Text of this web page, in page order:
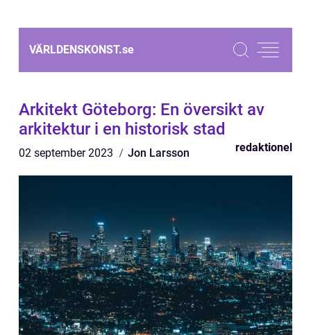
VÄRLDENSKONST.se
Arkitekt Göteborg: En översikt av
arkitektur i en historisk stad
02 september 2023 Jon Larsson redaktionel